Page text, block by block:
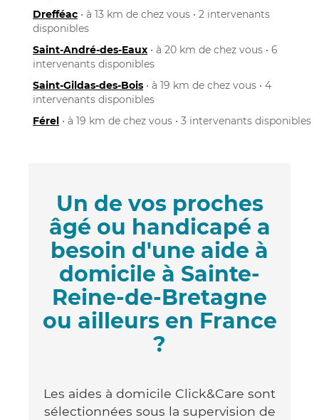
Drefféac • à 13 km de chez vous • 2 intervenants
disponibles
Saint-André-des-Eaux • à 20 km de chez vous • 6
intervenants disponibles
Saint-Gildas-des-Bois • à 19 km de chez vous • 4
intervenants disponibles
Férel • à 19 km de chez vous • 3 intervenants disponibles
Un de vos proches
âgé ou handicapé a
besoin d'une aide à
domicile à Sainte-
Reine-de-Bretagne
ou ailleurs en France
?
Les aides à domicile Click&Care sont
sélectionnées sous la supervision de